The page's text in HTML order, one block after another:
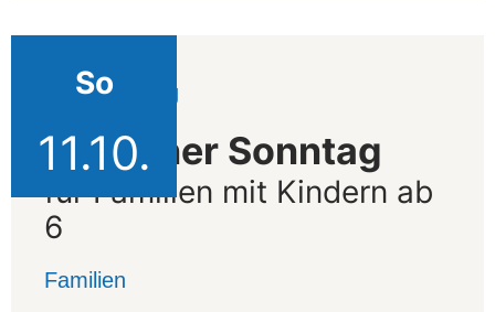
So
11.10.
Veranstaltung
Erlesener Sonntag
für Familien mit Kindern ab
6
Familien